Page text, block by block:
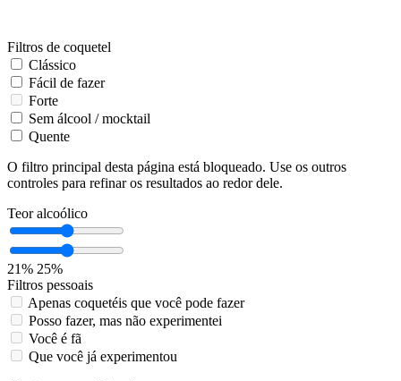
Filtros de coquetel
Clássico
Fácil de fazer
Forte
Sem álcool / mocktail
Quente
O filtro principal desta página está bloqueado. Use os outros
controles para refinar os resultados ao redor dele.
Teor alcoólico
21% 25%
Filtros pessoais
Apenas coquetéis que você pode fazer
Posso fazer, mas não experimentei
Você é fã
Que você já experimentou